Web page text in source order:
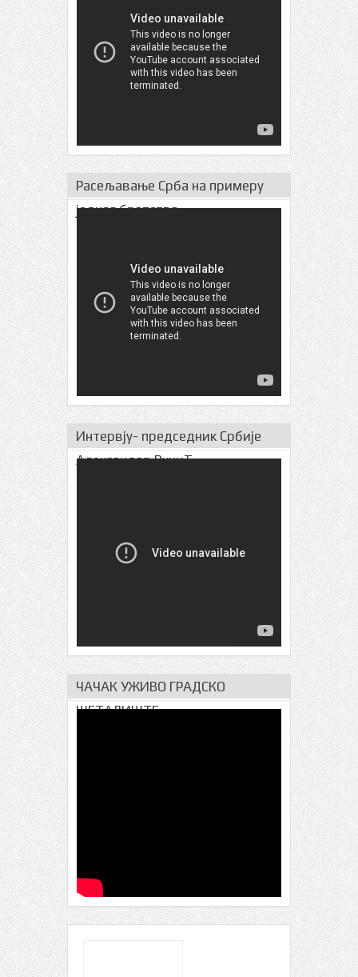
Расељавање Срба на примеру
једног братства
Интервју- председник Србије
Александар ВучиЋ
ЧАЧАК УЖИВО ГРАДСКО
ШЕТАЛИШТЕ